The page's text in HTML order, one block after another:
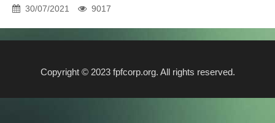
30/07/2021 9017
Copyright © 2023 fpfcorp.org. All rights reserved.